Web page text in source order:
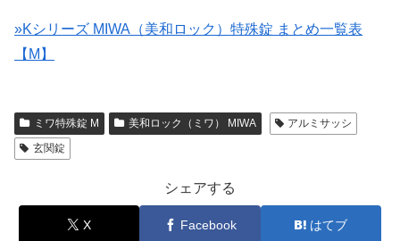
»Kシリーズ MIWA（美和ロック）特殊錠 まとめ一覧表
【M】
ミワ特殊錠 M 美和ロック（ミワ） MIWA
アルミサッシ
玄関錠
シェアする
X Facebook はてブ